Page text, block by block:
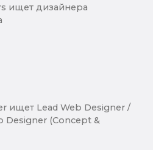
ищет дизайнера
ищет Lead Web Designer /
Designer (Concept &